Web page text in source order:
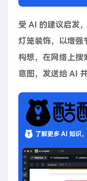
受 AI 的建议启发
灯笼装饰，以增强
构想，在网络上搜
意图，发送给 AI
了解更多 AI 知识